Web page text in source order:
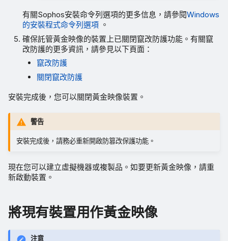
有關Sophos安裝命令列選項的更多信息，請參閱Windows
的安裝程式命令列選項 。
確保託管黃金映像的裝置上已關閉竄改防護功能。有關竄
改防護的更多資訊，請參見以下頁面：
竄改防護
關閉竄改防護
安裝完成後，您可以關閉黃金映像裝置。
警告
安裝完成後，請務必重新開啟防篡改保護功能。
現在您可以建立虛擬機器或複製品。如要更新黃金映像，請重
新啟動裝置。
將現有裝置用作黃金映像
注意